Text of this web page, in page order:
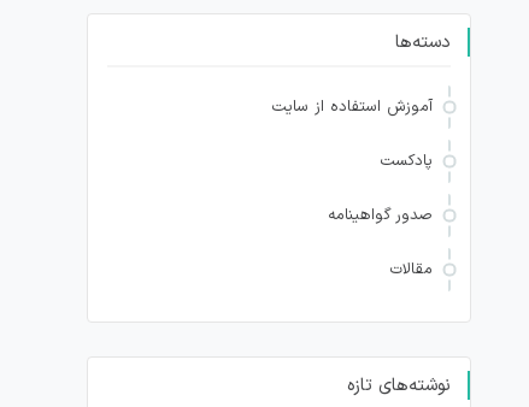
دسته‌ها
آموزش استفاده از سایت
پادکست
صدور گواهینامه
مقالات
نوشته‌های تازه